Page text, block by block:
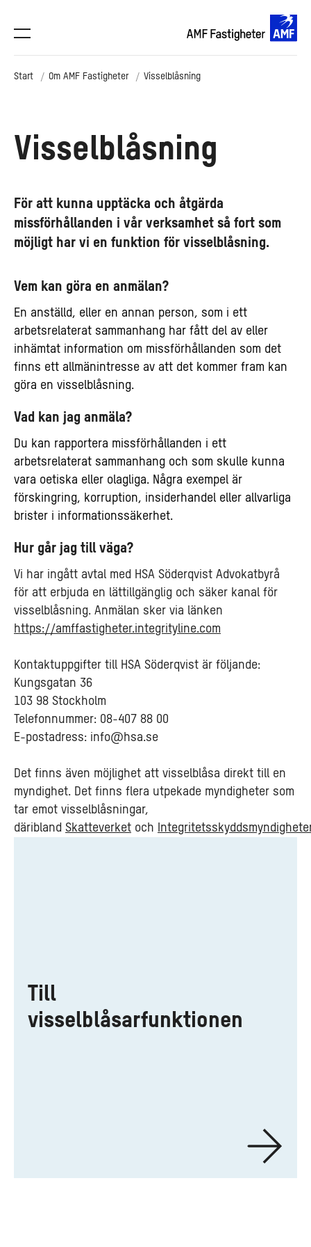
Start Om AMF Fastigheter Visselblåsning
Visselblåsning
För att kunna upptäcka och åtgärda
missförhållanden i vår verksamhet så fort som
möjligt har vi en funktion för visselblåsning.
Vem kan göra en anmälan?
En anställd, eller en annan person, som i ett
arbetsrelaterat sammanhang har fått del av eller
inhämtat information om missförhållanden som det
finns ett allmänintresse av att det kommer fram kan
göra en visselblåsning.
Vad kan jag anmäla?
Du kan rapportera missförhållanden i ett
arbetsrelaterat sammanhang och som skulle kunna
vara oetiska eller olagliga. Några exempel är
förskingring, korruption, insiderhandel eller allvarliga
brister i informationssäkerhet.
Hur går jag till väga?
Vi har ingått avtal med HSA Söderqvist Advokatbyrå
för att erbjuda en lättillgänglig och säker kanal för
visselblåsning. Anmälan sker via länken
https://amffastigheter.integrityline.com
Kontaktuppgifter till HSA Söderqvist är följande:
Kungsgatan 36
103 98 Stockholm
Telefonnummer: 08-407 88 00
E-postadress: info@hsa.se
Det finns även möjlighet att visselblåsa direkt till en
myndighet. Det finns flera utpekade myndigheter som
tar emot visselblåsningar,
däribland Skatteverket och
Till
visselblåsarfunktionen